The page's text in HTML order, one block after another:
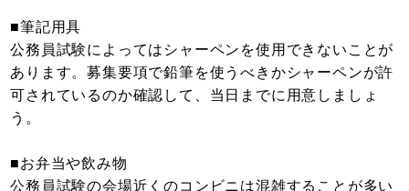
■筆記用具
公務員試験によってはシャーペンを使用できないことが
あります。募集要項で鉛筆を使うべきかシャーペンが許
可されているのか確認して、当日までに用意しましょ
う。
■お弁当や飲み物
公務員試験の会場近くのコンビニは混雑することが多い